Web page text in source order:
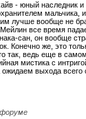
- юный наследник и
мальчика,
лучше вообще не
все время
сан, он вообще
Конечно же, это
ведь еще в
мистика с
выхода всего